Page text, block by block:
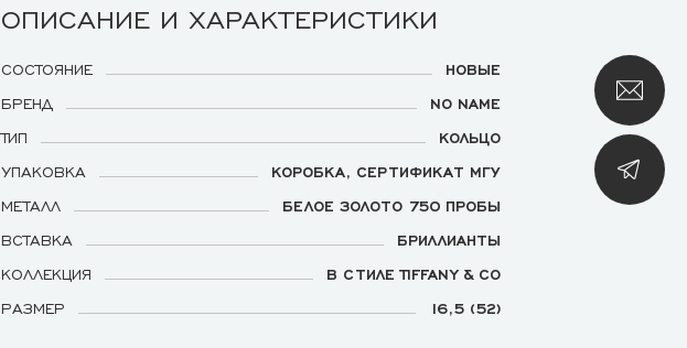
ОПИСАНИЕ И ХАРАКТЕРИСТИКИ
СОСТОЯНИЕ
НОВЫЕ
БРЕНД
NO NAME
ТИП
КОЛЬЦО
УПАКОВКА
КОРОБКА, СЕРТИФИКАТ МГУ
МЕТАЛЛ
БЕЛОЕ ЗОЛОТО 750 ПРОБЫ
ВСТАВКА
БРИЛЛИАНТЫ
КОЛЛЕКЦИЯ
В СТИЛЕ TIFFANY & CO
РАЗМЕР
16,5 (52)